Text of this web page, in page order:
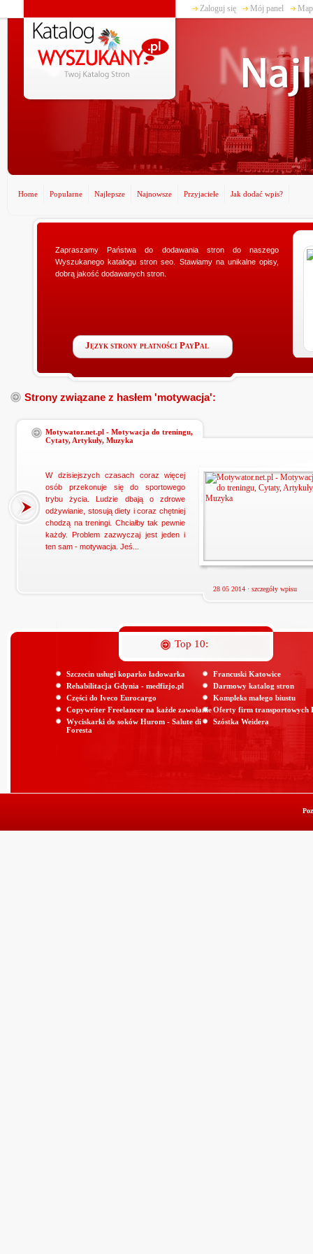
Zaloguj się Mój panel
Home Popularne Najlepsze Najnowsze Przyjaciele Jak dodać wpis?
Zapraszamy Państwa do dodawania stron do naszego
Wyszukanego katalogu stron seo. Stawiamy na unikalne opisy,
dobrą jakość dodawanych stron.
Język strony płatności PayPal
www.ministerstwogadzetow.com
Poszukujesz doskonałego prezentu dla swojej
dziewczyny? Specjalnie dla Was utworzyliśmy sklep
Strony związane z hasłem 'motywacja':
Motywator.net.pl - Motywacja do treningu,
Cytaty, Artykuły, Muzyka
W dzisiejszych czasach coraz więcej
osób przekonuje się do sportowego
trybu życia. Ludzie dbają o zdrowe
odżywianie, stosują diety i coraz chętniej
chodzą na treningi. Chciałby tak pewnie
każdy. Problem zazwyczaj jest jeden i
ten sam - motywacja. Jeś...
28 05 2014 · szczegóły wpisu
Top 10:
Szczecin usługi koparko ładowarka
Rehabilitacja Gdynia - medfizjo.pl
Części do Iveco Eurocargo
Copywriter Freelancer na każde zawołanie
Wyciskarki do soków Hurom - Salute di
Foresta
Francuski Katowice
Darmowy katalog stron
Kompleks małego biustu
Oferty firm transportowych
Szóstka Weidera